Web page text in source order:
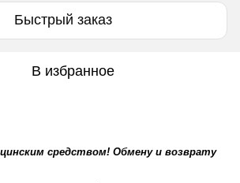
Быстрый заказ
В избранное
средством! Обмену и возврату